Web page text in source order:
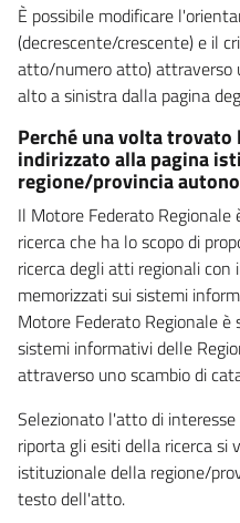
È possibile modificare
(decrescente/crescente) e il
atto/numero atto) attraverso
alto a sinistra dalla pagina
Perché una volta
indirizzato alla pagina
regione/provincia
Il Motore Federato
ricerca che ha lo scopo di
ricerca degli atti regionali
memorizzati sui sistemi
Motore Federato Regionale
sistemi informativi delle
attraverso uno scambio di
Selezionato l'atto di
riporta gli esiti della ricerca si
istituzionale della regione/
testo dell'atto.